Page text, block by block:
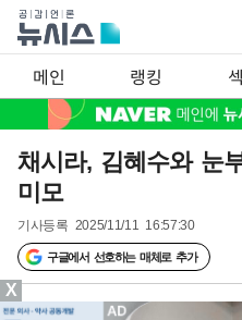
메인 랭킹
채시라, 김혜수와 눈
미모
기사등록 2025/11/11 16:57:30
구글에서 선호하는 매체로 추가
X